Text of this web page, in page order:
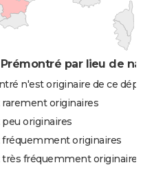
par lieu de
n'est originaire de ce
originaires
originaires
originaires
fréquemment originaires